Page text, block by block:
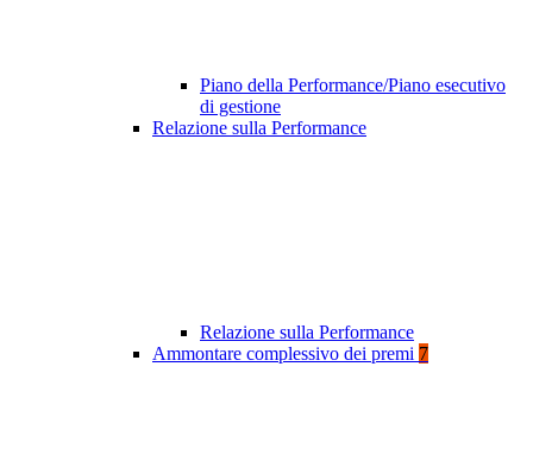
Piano della Performance/Piano esecutivo
di gestione
Relazione sulla Performance
Relazione sulla Performance
Ammontare complessivo dei premi 7